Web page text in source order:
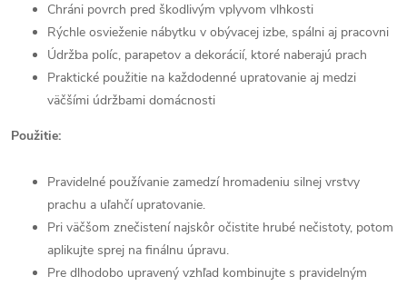
Chráni povrch pred škodlivým vplyvom vlhkosti
Rýchle osvieženie nábytku v obývacej izbe, spálni aj pracovni
Údržba políc, parapetov a dekorácií, ktoré naberajú prach
Praktické použitie na každodenné upratovanie aj medzi
väčšími údržbami domácnosti
Použitie:
Pravidelné používanie zamedzí hromadeniu silnej vrstvy
prachu a uľahčí upratovanie.
Pri väčšom znečistení najskôr očistite hrubé nečistoty, potom
aplikujte sprej na finálnu úpravu.
Pre dlhodobo upravený vzhľad kombinujte s pravidelným